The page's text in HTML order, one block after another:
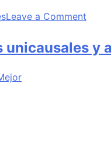
Leave a Comment
unicausales